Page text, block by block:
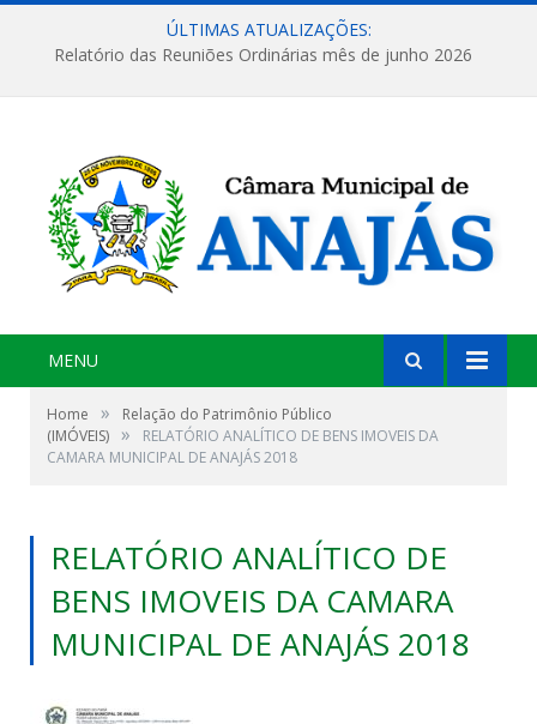
ÚLTIMAS ATUALIZAÇÕES:
Relatório das Reuniões Ordinárias mês de junho 2026
MENU
Home »
Relação do Patrimônio Público
(IMÓVEIS) »
RELATÓRIO ANALÍTICO DE BENS IMOVEIS DA
CAMARA MUNICIPAL DE ANAJÁS 2018
RELATÓRIO ANALÍTICO DE
BENS IMOVEIS DA CAMARA
MUNICIPAL DE ANAJÁS 2018